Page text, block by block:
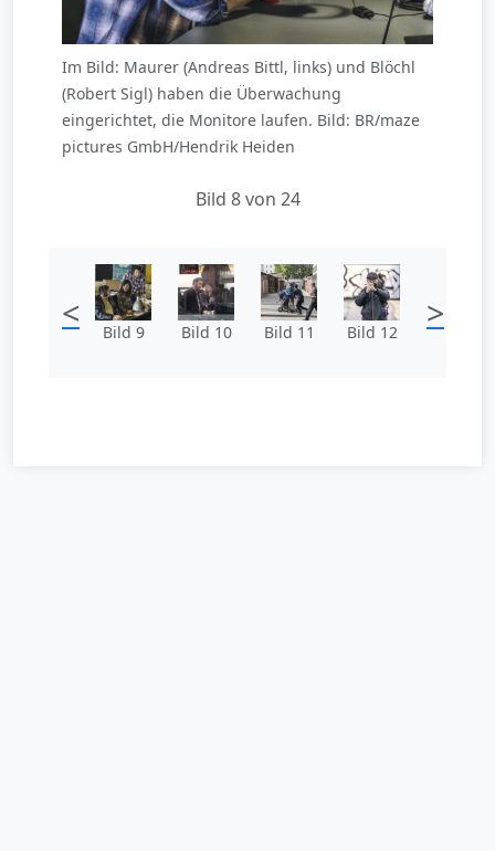
Im Bild: Maurer (Andreas Bittl, links) und Blöchl
(Robert Sigl) haben die Überwachung
eingerichtet, die Monitore laufen. Bild: BR/maze
pictures GmbH/Hendrik Heiden
Bild 8 von 24
< Bild 9 Bild 10 Bild 11 Bild 12 >